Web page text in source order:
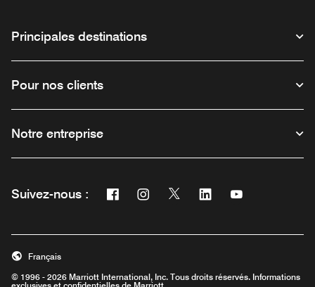
Principales destinations
Pour nos clients
Notre entreprise
Suivez-nous : Facebook
Ouvre une nouvelle fenêtre
Instagram
Ouvre une nouvelle fenêtre
Twitter
Ouvre une nouvelle fenêtre
Linkedin
Ouvre une nouvelle
Ouvre une
© 1996 - 2026 Marriott International, Inc. Tous droits réservés. Informations
Français